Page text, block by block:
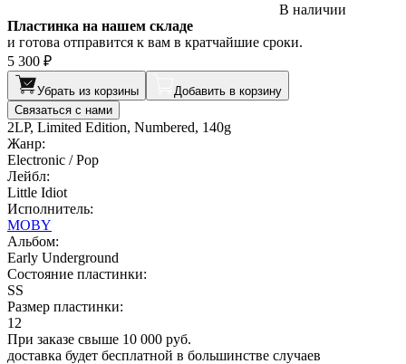
В наличии
Пластинка на нашем складе
и готова отправится к вам в кратчайшие сроки.
5 300 ₽
Убрать из корзины
Добавить в корзину
Связаться с нами
2LP, Limited Edition, Numbered, 140g
Жанр:
Electronic / Pop
Лейбл:
Little Idiot
Исполнитель:
MOBY
Альбом:
Early Underground
Состояние пластинки:
SS
Размер пластинки:
12
При заказе свыше 10 000 руб.
доставка будет бесплатной в большинстве случаев